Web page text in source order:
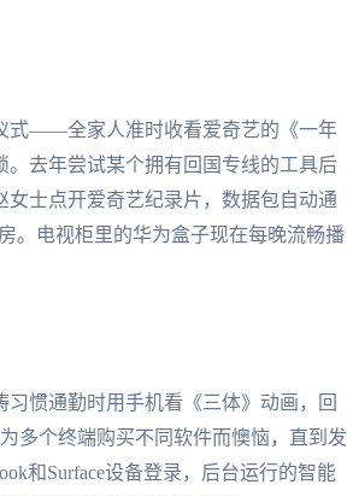
式——全家人准时收看爱奇艺的《一年
去年尝试某个拥有回国专线的工具后
士点开爱奇艺纪录片，数据包自动通
。电视柜里的华为盒子现在每晚流畅播
惯通勤时用手机看《三体》动画，回
多个终端购买不同软件而懊恼，直到发
和Surface设备登录，后台运行的智能